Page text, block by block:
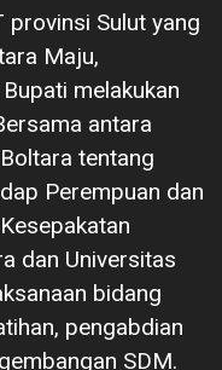
provinsi Sulut yang
Maju,
melakukan
antara
tentang
Perempuan dan
dan Universitas
bidang
pengabdian
SDM.